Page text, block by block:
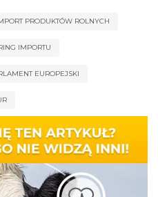
PRODUKTÓW ROLNYCH
IMPORTU
EUROPEJSKI